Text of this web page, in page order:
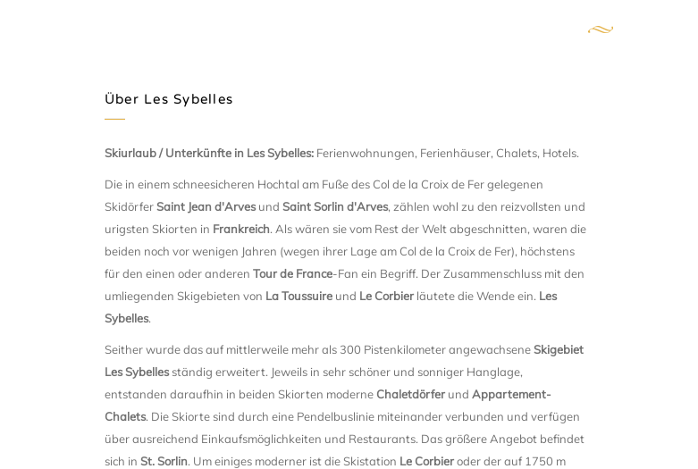
Über Les Sybelles
Skiurlaub / Unterkünfte in Les Sybelles: Ferienwohnungen, Ferienhäuser, Chalets, Hotels.
Die in einem schneesicheren Hochtal am Fuße des Col de la Croix de Fer gelegenen
SkidörferSaint Jean d'Arvesund Saint Sorlin d'Arves, zählen wohl zu den reizvollsten und
urigsten Skiorten in Frankreich. Als wären sie vom Rest der Welt abgeschnitten, waren die
beiden noch vor wenigen Jahren (wegen ihrer Lage am Col de la Croix de Fer), höchstens
für den einen oder anderen Tour de France-Fan ein Begriff. Der Zusammenschluss mit den
umliegenden Skigebieten von La Toussuire und Le Corbierläutete die Wende ein. Les
Sybelles.
Seither wurde das auf mittlerweile mehr als 300 Pistenkilometer angewachseneSkigebiet
Les Sybellesständig erweitert. Jeweils in sehr schöner und sonniger Hanglage,
entstanden daraufhin in beiden Skiorten moderne Chaletdörferund Appartement-
Chalets. Die Skiorte sind durch eine Pendelbuslinie miteinander verbunden und verfügen
über ausreichend Einkaufsmöglichkeiten und Restaurants. Das größere Angebot befindet
sich in St. Sorlin. Um einiges moderner ist die Skistation Le Corbieroder der auf 1750 m